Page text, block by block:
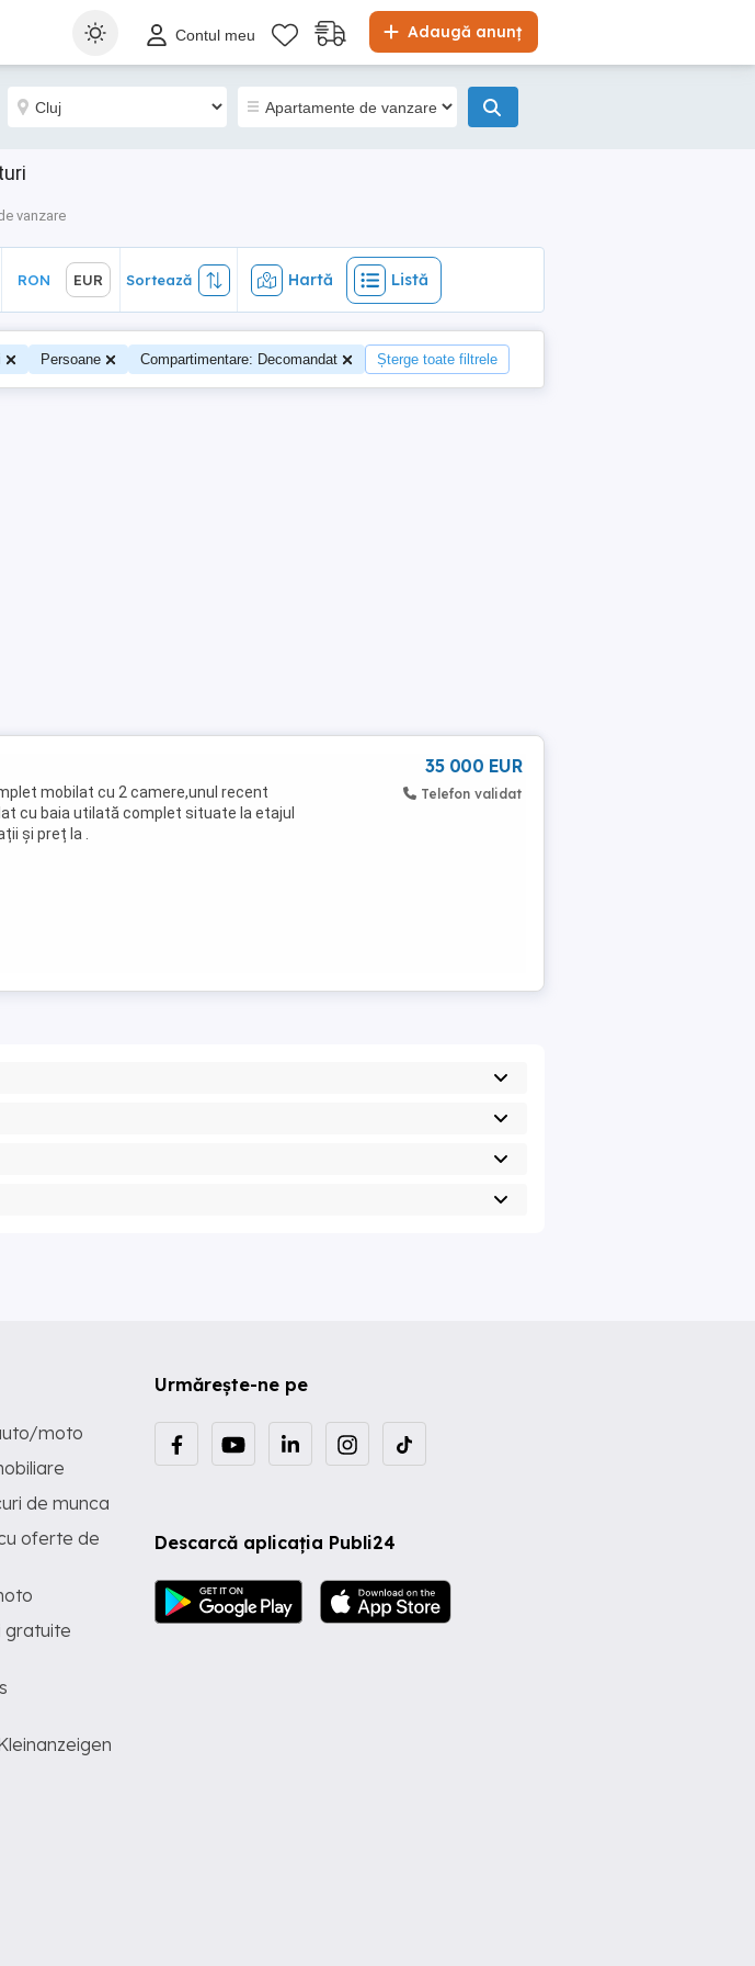
Adaugă anunț
Contul meu
vanzare
EUR Sortează Hartă Listă
RON EUR Sortează Hartă Listă
Persoane Compartimentare: Decomandat Șterge toate filtrele
mobilat cu 2 camere,unul recent
cu baia utilată complet situate la etajul
și preț la .
35 000 EUR
Telefon validat
Urmărește-ne pe
Descarcă aplicația Publi24
moto
de munca
oferte de
gratuite